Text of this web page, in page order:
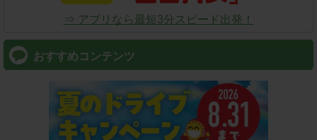
⇒ アプリなら最短3分スピード出発！
おすすめコンテンツ